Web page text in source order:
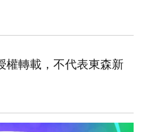
權轉載，不代表東森新